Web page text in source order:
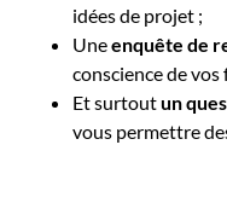
idées de projet ;
Uneenquête de
conscience de vos
Et surtoutun
vous permettre